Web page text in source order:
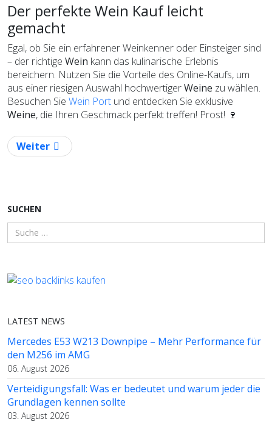
Der perfekte Wein Kauf leicht
gemacht
Egal, ob Sie ein erfahrener Weinkenner oder Einsteiger sind
– der richtige Wein kann das kulinarische Erlebnis
bereichern. Nutzen Sie die Vorteile des Online-Kaufs, um
aus einer riesigen Auswahl hochwertigerWeine zu wählen.
Besuchen Sie Wein Port und entdecken Sie exklusive
Weine, die Ihren Geschmack perfekt treffen! Prost! 🍷
Nächster Beitrag: Entdecke die besten Produkte
Weiter
SUCHEN
LATEST NEWS
Mercedes E53 W213 Downpipe – Mehr Performance für
den M256 im AMG
06. August 2026
Verteidigungsfall: Was er bedeutet und warum jeder die
Grundlagen kennen sollte
03. August 2026